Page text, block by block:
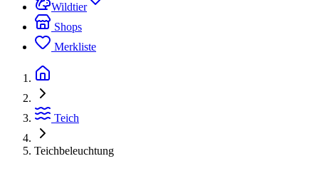
Wildtier
Shops
Merkliste
Teich
Teichbeleuchtung